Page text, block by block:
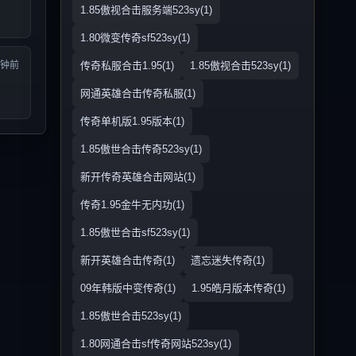
前
1.85傲视合击服务端523sy(1)
1.80微变传奇sf523sy(1)
传奇私服合击1.95(1) 1.85傲视合击523sy(1)
网通英雄合击传奇私服(1)
传奇单机版1.95版本(1)
1.85傲世合击传奇523sy(1)
新开传奇英雄合击网站(1)
传奇1.95金牛无内功(1)
1.85傲世合击sf523sy(1)
新开英雄合击传奇(1) 遗忘迷失传奇(1)
09年韩版中变传奇(1) 1.95皓月版本传奇(1)
1.85傲世合击523sy(1)
1.80网通合击sf传奇网站523sy(1)